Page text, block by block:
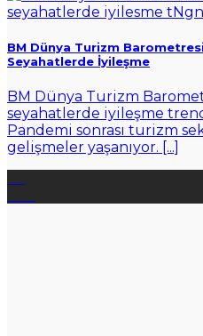
BM Dünya Turizm
Seyahatlerde İyileşme
BM Dünya Turizm
seyahatlerde iyileşme
Pandemi sonrası turizm
gelişmeler yaşanıyor. [...]